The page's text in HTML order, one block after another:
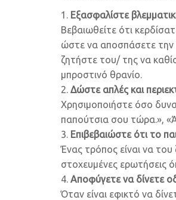
Εξασφαλίστε
Βεβαιωθείτε ότι
ώστε να αποσπάσετε την
ζητήστε του/ της να
μπροστινό θρανίο.
Δώστε απλές και
Χρησιμοποιήστε όσο
παπούτσια σου τώρα.»,
Επιβεβαιώστε ότι το
Ένας τρόπος είναι να
στοχευμένες ερωτήσεις
Αποφύγετε να δίνετε
Όταν είναι εφικτό να